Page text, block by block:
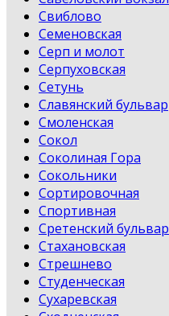
Свиблово
Семеновская
Серп и молот
Серпуховская
Сетунь
Славянский бульвар
Смоленская
Сокол
Соколиная Гора
Сокольники
Сортировочная
Спортивная
Сретенский бульвар
Стахановская
Стрешнево
Студенческая
Сухаревская